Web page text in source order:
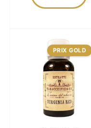
PRIX GOLD